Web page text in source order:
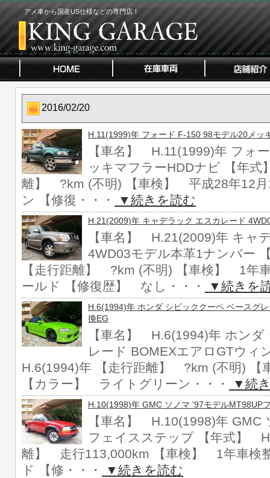
アメ車から国産US仕様などの専門店！
2016/02/20
H.11(1999)年 フォード F-150 98モデル20メッ
【車名】 H.11(1999)年 フォ
ッキマフラーHDDナビ 【年
離】 ?km (不明) 【車検】 平成28年12
ン 【修復・・・
▼続きを読む
H.21(2009)年 キャデラック エスカレード
【車名】 H.21(2009)年 キャ
4WD03モデル本革1ナンバー
【走行距離】 ?km (不明) 【車検】 1年
ールド 【修復歴】 なし・・・
▼続きを
H.6(1994)年 ホンダ シビッククーペ ベースグ
換EG
【車名】 H.6(1994)年 ホン
レード BOMEXエアロGTウ
H.6(1994)年 【走行距離】 ?km (不明)
【カラー】 ライトグリーン・・・
▼続
H.10(1998)年 GMC ソノマ '97モデルMT98UP
【車名】 H.10(1998)年 GMC
フェイスステップ 【年式】
離】 走行113,000km 【車検】 1年車検
ド 【修・・・
▼続きを読む